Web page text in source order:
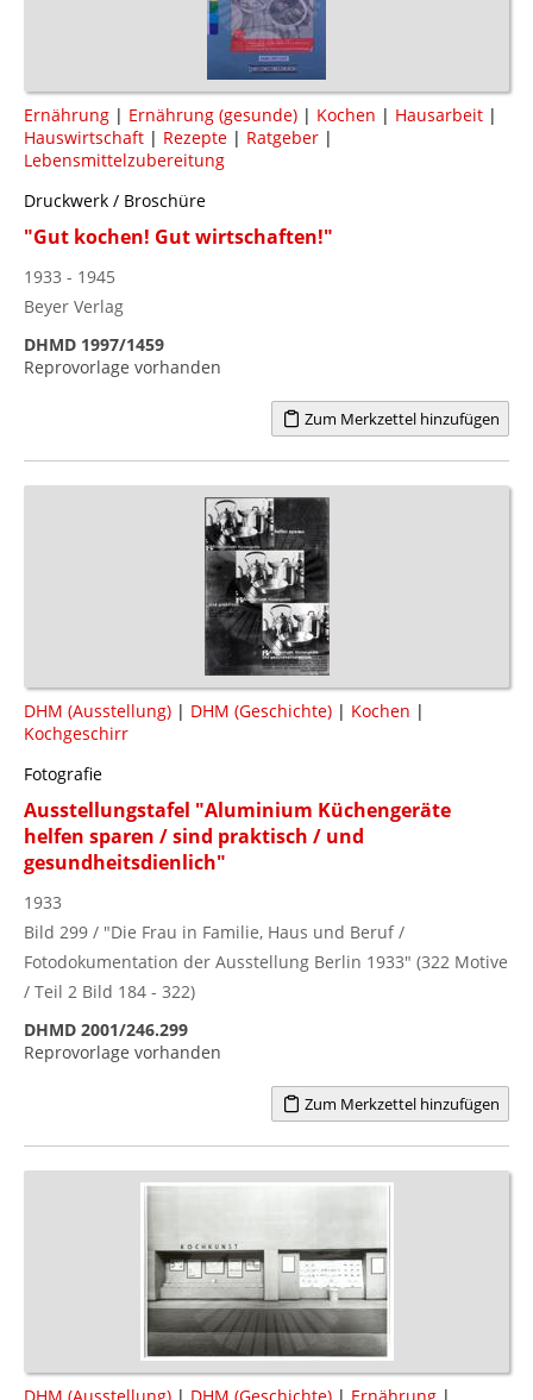
Ernährung | Ernährung (gesunde) | Kochen | Hausarbeit |
Hauswirtschaft | Rezepte | Ratgeber |
Lebensmittelzubereitung
Druckwerk / Broschüre
"Gut kochen! Gut wirtschaften!"
1933 - 1945
Beyer Verlag
DHMD 1997/1459
Reprovorlage vorhanden
Zum Merkzettel hinzufügen
DHM (Ausstellung) | DHM (Geschichte) | Kochen |
Kochgeschirr
Fotografie
Ausstellungstafel "Aluminium Küchengeräte
helfen sparen / sind praktisch / und
gesundheitsdienlich"
1933
Bild 299 / "Die Frau in Familie, Haus und Beruf /
Fotodokumentation der Ausstellung Berlin 1933" (322 Motive
/ Teil 2 Bild 184 - 322)
DHMD 2001/246.299
Reprovorlage vorhanden
Zum Merkzettel hinzufügen